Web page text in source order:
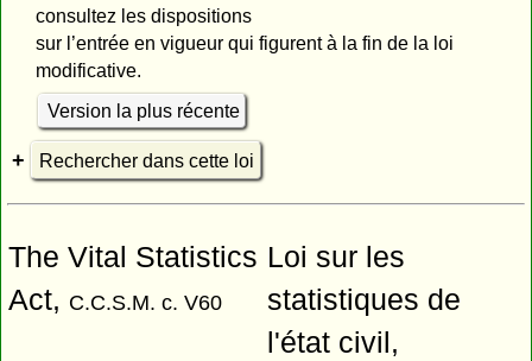
consultez les dispositions
sur l’entrée en vigueur qui figurent à la fin de la loi
modificative.
Version la plus récente
Rechercher dans cette loi
The Vital Statistics
Act, C.C.S.M. c. V60
Loi sur les
statistiques de
l'état civil,